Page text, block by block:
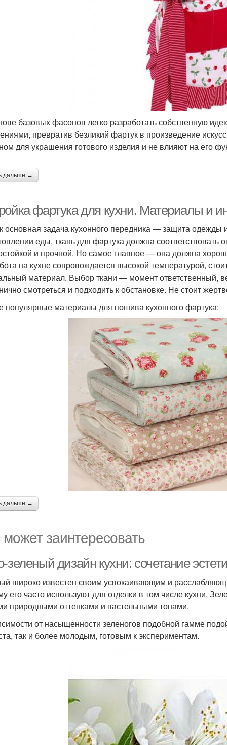
базовых фасонов легко разработать собственную
превратив безликий фартук в произведение
для украшения готового изделия и не влияют на его
дальше →
фартука для кухни. Материалы и
основная задача кухонного передника — защита одежды
еды, ткань для фартука должна
и прочной. Но самое главное — она должна
на кухне сопровождается высокой температурой,
материал. Выбор ткани — момент ответственный,
смотреться и подходить к обстановке. Не стоит
материалы для пошива кухонного фартука:
дальше →
заинтересовать
зеленый дизайн кухни: сочетание
широко известен своим успокаивающим и
его часто используют для отделки в том числе кухни.
природными оттенками и пастельными тонами.
от насыщенности зеленогов подобной гамме
так и более молодым, готовым к экспериментам.